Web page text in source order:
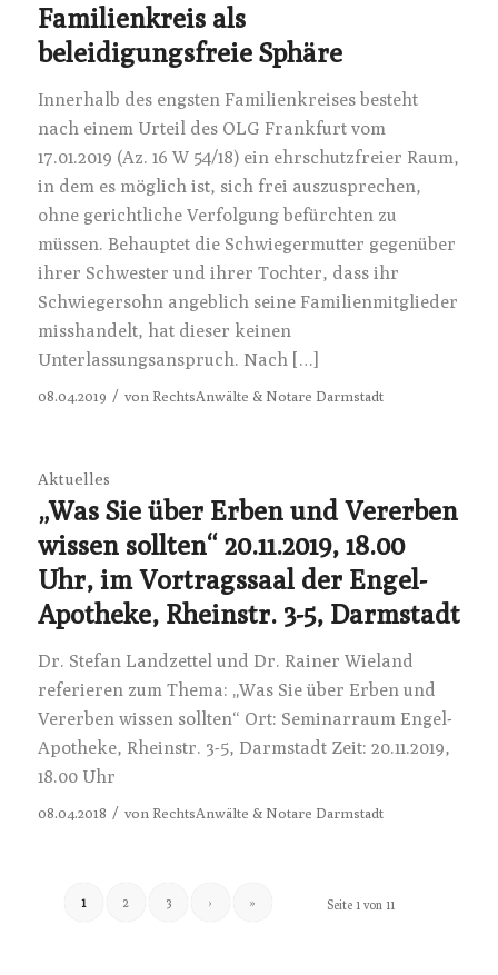
Familienkreis als
beleidigungsfreie Sphäre
Innerhalb des engsten Familienkreises besteht
nach einem Urteil des OLG Frankfurt vom
17.01.2019 (Az. 16 W 54/18) ein ehrschutzfreier Raum,
in dem es möglich ist, sich frei auszusprechen,
ohne gerichtliche Verfolgung befürchten zu
müssen. Behauptet die Schwiegermutter gegenüber
ihrer Schwester und ihrer Tochter, dass ihr
Schwiegersohn angeblich seine Familienmitglieder
misshandelt, hat dieser keinen
Unterlassungsanspruch. Nach […]
08.04.2019 / von RechtsAnwälte & Notare Darmstadt
Aktuelles
„Was Sie über Erben und Vererben
wissen sollten“ 20.11.2019, 18.00
Uhr, im Vortragssaal der Engel-
Apotheke, Rheinstr. 3-5, Darmstadt
Dr. Stefan Landzettel und Dr. Rainer Wieland
referieren zum Thema: „Was Sie über Erben und
Vererben wissen sollten“ Ort: Seminarraum Engel-
Apotheke, Rheinstr. 3-5, Darmstadt Zeit: 20.11.2019,
18.00 Uhr
08.04.2018 / von RechtsAnwälte & Notare Darmstadt
Seite 1 von 11
1 2 3 › »